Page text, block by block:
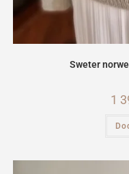
Sweter
1